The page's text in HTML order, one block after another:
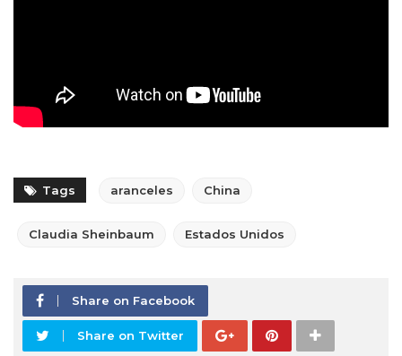
Tags aranceles China
Claudia Sheinbaum Estados Unidos
Share on Facebook
Share on Twitter